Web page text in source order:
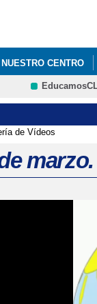
NUESTRO CENTRO
QUÉ HACEMOS
de Vídeos